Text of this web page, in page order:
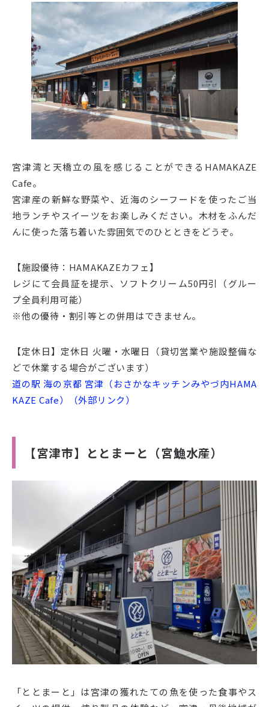
宮津湾と天橋立の風を感じることができるHAMAKAZE
Cafe。
宮津産の新鮮な野菜や、近海のシーフードを使ったご当
地ランチやスイーツをお楽しみください。木材をふんだ
んに使った落ち着いた雰囲気でのひとときをどうぞ。
【施設優待：HAMAKAZEカフェ】
レジにて会員証を提示、ソフトクリーム50円引（グルー
プ全員利用可能）
※他の優待・割引等との併用はできません。
【定休日】定休日 火曜・水曜日（貸切営業や施設整備な
どで休業する場合がございます）
道の駅 海の京都 宮津（おさかなキッチンみやづ内HAMA
KAZE Cafe）（外部リンク）
【宮津市】ととまーと（宮䲆水産）
「ととまーと」は宮津の獲れたての魚を使った食事やス